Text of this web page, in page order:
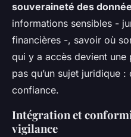
souveraineté des
informations sensibles -
financières -, savoir où
qui y a accès devient une
pas qu’un sujet juridique :
confiance.
Intégration et
vigilance